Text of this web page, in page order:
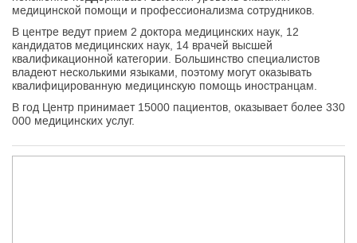
медицинской помощи и профессионализма сотрудников.
В центре ведут прием 2 доктора медицинских наук, 12
кандидатов медицинских наук, 14 врачей высшей
квалификационной категории. Большинство специалистов
владеют несколькими языками, поэтому могут оказывать
квалифицированную медицинскую помощь иностранцам.
В год Центр принимает 15000 пациентов, оказывает более 330
000 медицинских услуг.